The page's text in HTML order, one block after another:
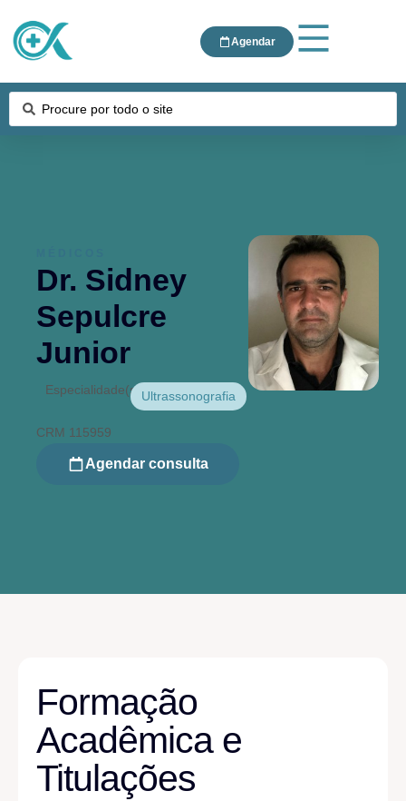
Agendar
Dr. Sidney
Sepulcre
Junior
Especialidade(s):Ultrassonografia
CRM 115959
Agendar consulta
Formação
Acadêmica e
Titulações